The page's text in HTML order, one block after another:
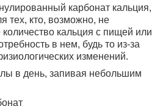
карбонат кальция,
тех, кто, возможно, не
количество кальция с пищей или
в нем, будь то из-за
изменений.
в день, запивая небольшим